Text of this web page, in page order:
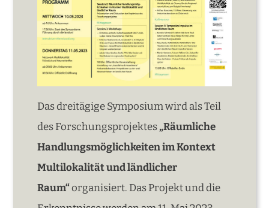
Das dreitägige Symposium wird als Teil
des Forschungsprojektes„Räumliche
Handlungsmöglichkeiten im Kontext
Multilokalität und ländlicher
Raum“organisiert. Das Projekt und die